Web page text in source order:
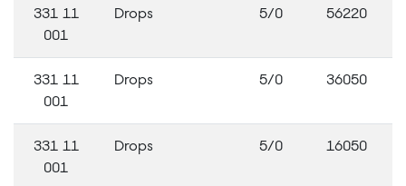
331 11
001
Drops 5/0 56220
331 11
001
Drops 5/0 36050
331 11
001
Drops 5/0 16050